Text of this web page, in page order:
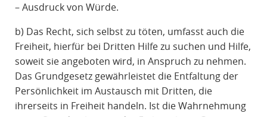
– Ausdruck von Würde.
b) Das Recht, sich selbst zu töten, umfasst auch die
Freiheit, hierfür bei Dritten Hilfe zu suchen und Hilfe,
soweit sie angeboten wird, in Anspruch zu nehmen.
Das Grundgesetz gewährleistet die Entfaltung der
Persönlichkeit im Austausch mit Dritten, die
ihrerseits in Freiheit handeln. Ist die Wahrnehmung